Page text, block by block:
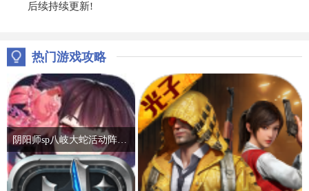
后续持续更新!
热门游戏攻略
阴阳师sp八岐大蛇活动阵容推荐 2022神堕八岐大蛇活动通关攻略